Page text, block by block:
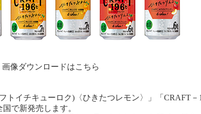
画像ダウンロードはこちら
イチキューロク)〈ひきたつレモン〉」「CRAFT
で新発売します。